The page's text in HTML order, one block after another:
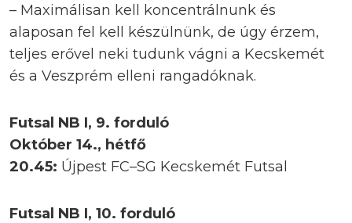
– Maximálisan kell koncentrálnunk és
alaposan fel kell készülnünk, de úgy érzem,
teljes erővel neki tudunk vágni a Kecskemét
és a Veszprém elleni rangadóknak.
Futsal NB I, 9. forduló
Október 14., hétfő
20.45: Újpest FC–SG Kecskemét Futsal
Futsal NB I, 10. forduló